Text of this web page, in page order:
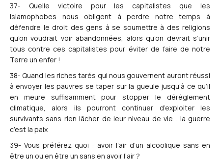
37- Quelle victoire pour les capitalistes que les
islamophobes nous obligent à perdre notre temps à
défendre le droit des gens à se soumettre à des religions
qu’on voudrait voir abandonnées, alors qu’on devrait s’unir
tous contre ces capitalistes pour éviter de faire de notre
Terre un enfer !
38- Quand les riches tarés qui nous gouvernent auront réussi
à envoyer les pauvres se taper sur la gueule jusqu’à ce qu’il
en meure suffisamment pour stopper le déréglement
climatique, alors ils pourront continuer d’exploiter les
survivants sans rien lâcher de leur niveau de vie… la guerre
c’est la paix
39- Vous préférez quoi : avoir l’air d’un alcoolique sans en
être un ou en être un sans en avoir l’air ?